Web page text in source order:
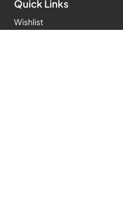
Quick Links
Wishlist